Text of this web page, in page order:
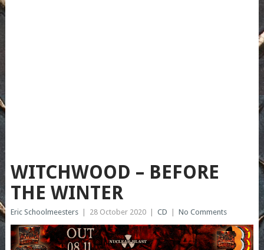
WITCHWOOD – BEFORE
THE WINTER
Eric Schoolmeesters 28 October 2020 CD No Comments